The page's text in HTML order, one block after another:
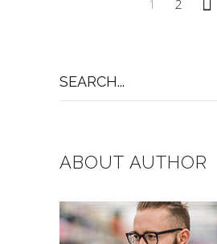
1 2
for:
ABOUT AUTHOR